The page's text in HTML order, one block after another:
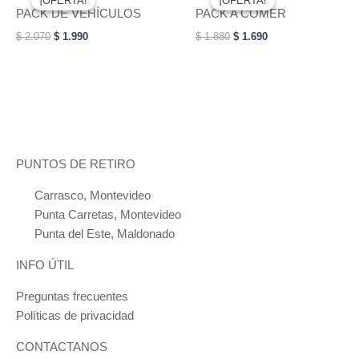
PACK DE VEHÍCULOS
$2.070
was:
$ 1.990
is:
PACK A COMER
$1.880
was:
$ 1.690
is:
product
multiple
CONTACTANOS
INFO ÚTIL
Preguntas frecuentes
Políticas de privacidad
PUNTOS DE RETIRO
Carrasco, Montevideo
Punta Carretas, Montevideo
Punta del Este, Maldonado